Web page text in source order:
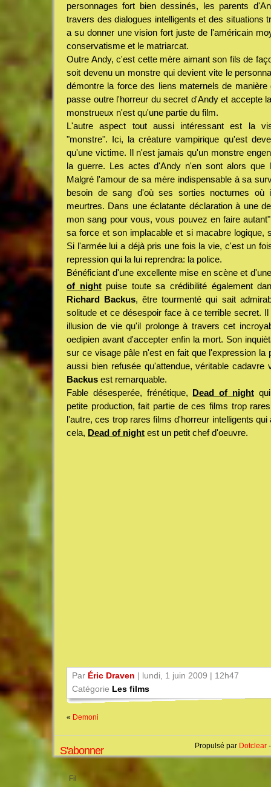
personnages fort bien dessinés, les parents
travers des dialogues intelligents et des situations
a su donner une vision fort juste de l'américain
conservatisme et le matriarcat.
Outre Andy, c'est cette mère aimant son fils de
soit devenu un monstre qui devient vite le
démontre la force des liens maternels de
passe outre l'horreur du secret d'Andy et accepte
monstrueux n'est qu'une partie du film.
L'autre aspect tout aussi intéressant est la
"monstre". Ici, la créature vampirique qu'est
qu'une victime. Il n'est jamais qu'un monstre
la guerre. Les actes d'Andy n'en sont alors que
Malgré l'amour de sa mère indispensable à sa
besoin de sang d'où ses sorties nocturnes où
meurtres. Dans une éclatante déclaration à une
mon sang pour vous, vous pouvez en faire
sa force et son implacable et si macabre logique,
Si l'armée lui a déjà pris une fois la vie, c'est un
repression qui la lui reprendra: la police.
Bénéficiant d'une excellente mise en scène et
of nightpuise toute sa crédibilité également
Richard Backus, être tourmenté qui sait
solitude et ce désespoir face à ce terrible secret.
illusion de vie qu'il prolonge à travers cet
oedipien avant d'accepter enfin la mort. Son
sur ce visage pâle n'est en fait que l'expression la
aussi bien refusée qu'attendue, véritable
Backus est remarquable.
Fable désesperée, frénétique, Dead of night
petite production, fait partie de ces films trop
l'autre, ces trop rares films d'horreur intelligents
cela, Dead of night est un petit chef d'oeuvre.
Par Éric Draven | lundi, 1 juin 2009 | 12h47
Catégorie Les films
« Demoni
S'abonner
Fil
Propulsé par Dotclear